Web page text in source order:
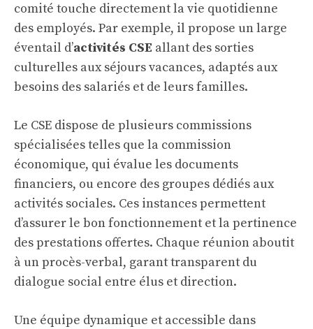
comité touche directement la vie quotidienne
des employés. Par exemple, il propose un large
éventail d’activités CSE allant des sorties
culturelles aux séjours vacances, adaptés aux
besoins des salariés et de leurs familles.
Le CSE dispose de plusieurs commissions
spécialisées telles que la commission
économique, qui évalue les documents
financiers, ou encore des groupes dédiés aux
activités sociales. Ces instances permettent
d’assurer le bon fonctionnement et la pertinence
des prestations offertes. Chaque réunion aboutit
à un procès-verbal, garant transparent du
dialogue social entre élus et direction.
Une équipe dynamique et accessible dans